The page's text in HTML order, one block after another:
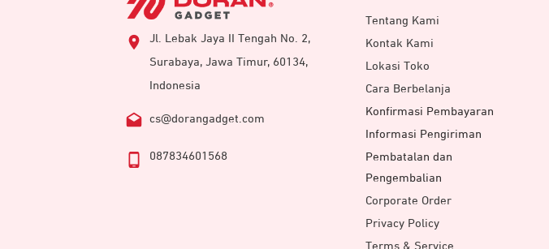
Jl. Lebak Jaya II Tengah No. 2,
Surabaya, Jawa Timur, 60134,
Indonesia
cs@dorangadget.com
087834601568
Tentang Kami
Kontak Kami
Lokasi Toko
Cara Berbelanja
Konfirmasi Pembayaran
Informasi Pengiriman
Pembatalan dan
Pengembalian
Corporate Order
Privacy Policy
Terms & Service